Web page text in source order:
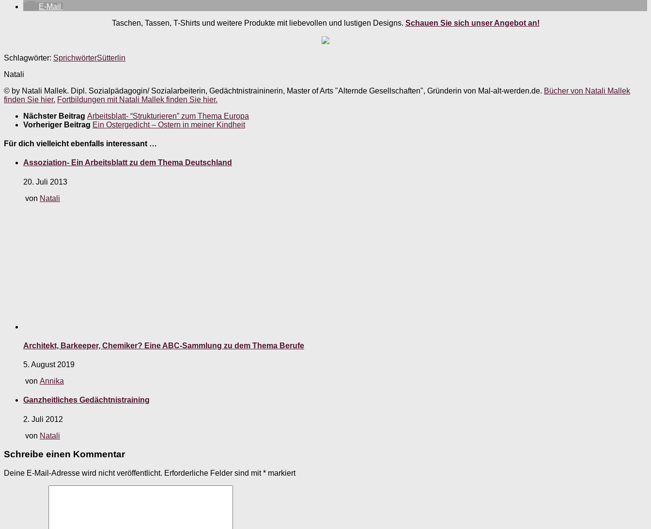
E-Mail
Taschen, Tassen, T-Shirts und weitere Produkte mit liebevollen und lustigen Designs. Schauen Sie sich unser Angebot an!
Schlagwörter: SprichwörterSütterlin
Natali
© by Natali Mallek. Dipl. Sozialpädagogin/ Sozialarbeiterin, Gedächtnistraininerin, Master of Arts "Alternde Gesellschaften", Gründerin von Mal-alt-werden.de. Bücher von Natali Mallek
finden Sie hier. Fortbildungen mit Natali Mallek finden Sie hier.
Nächster Beitrag Arbeitsblatt- “Strukturieren” zum Thema Europa
Vorheriger Beitrag Ein Ostergedicht – Ostern in meiner Kindheit
Für dich vielleicht ebenfalls interessant …
Assoziation- Ein Arbeitsblatt zu dem Thema Deutschland
20. Juli 2013
von Natali
Architekt, Barkeeper, Chemiker? Eine ABC-Sammlung zu dem Thema Berufe
5. August 2019
von Annika
Ganzheitliches Gedächtnistraining
2. Juli 2012
von Natali
Schreibe einen Kommentar
Deine E-Mail-Adresse wird nicht veröffentlicht. Erforderliche Felder sind mit* markiert